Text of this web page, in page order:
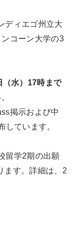
ディエゴ州立大
コーン大学の3
（水） 17時まで
掲示および中
しています。
留学2期の出願
ます。詳細は、 2